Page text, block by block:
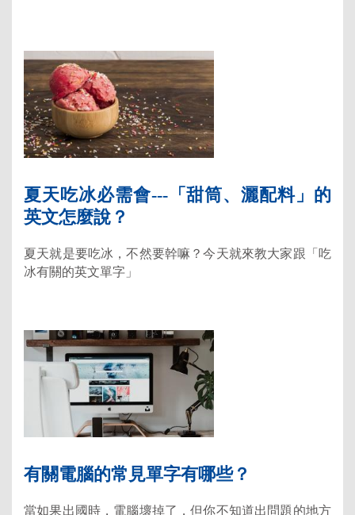
夏天吃冰必需會---「甜筒、灑配料」的
英文怎麼說？
夏天就是要吃冰，不然要幹嘛？今天就來教大家跟「吃
冰有關的英文單字」
有關電腦的常見單字有哪些？
當如果出國時，電腦壞掉了，但你不知道出問題的地方